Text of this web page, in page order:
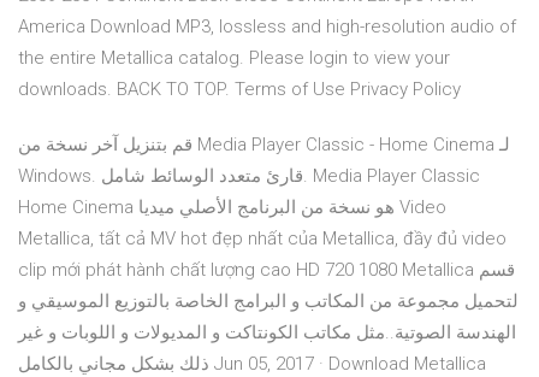
America Download MP3, lossless and high-resolution audio of
the entire Metallica catalog. Please login to view your
downloads. BACK TO TOP. Terms of Use Privacy Policy
قم بتنزيل آخر نسخة من Media Player Classic - Home Cinema لـ
Windows. قارئ متعدد الوسائط شامل. Media Player Classic
Home Cinema هو نسخة من البرنامج الأصلي ميديا Video
Metallica, tất cả MV hot đẹp nhất của Metallica, đầy đủ video
clip mới phát hành chất lượng cao HD 720 1080 Metallica قسم
لتحميل مجموعة من المكاتب و البرامج الخاصة بالتوزيع الموسيقي و
الهندسة الصوتية..مثل مكاتب الكونتاكت و المديولات و اللوبات و غير
ذلك بشكل مجاني بالكامل Jun 05, 2017 · Download Metallica